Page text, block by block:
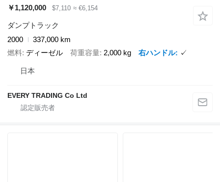
￥1,120,000
$7,110 ≈ €6,154
ダンプトラック
2000
337,000 km
燃料 ディーゼル 荷重容量 2,000 kg 右ハンドル ✓
日本
EVERY TRADING Co Ltd